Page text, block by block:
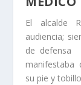
El alcalde
audiencia;
de defensa
manifestaba
su pie y